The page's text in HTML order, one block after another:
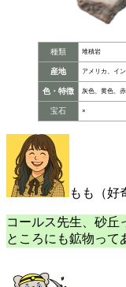
種類 堆積岩
産地 アメリカ、イ
色・特徴 灰色、黄色、
宝石 ×
もも（好
コールス先生、砂丘
ところにも鉱物って